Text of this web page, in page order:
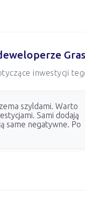
inwestycji
szyldami. Warto
Sami dodają
same negatywne. Po